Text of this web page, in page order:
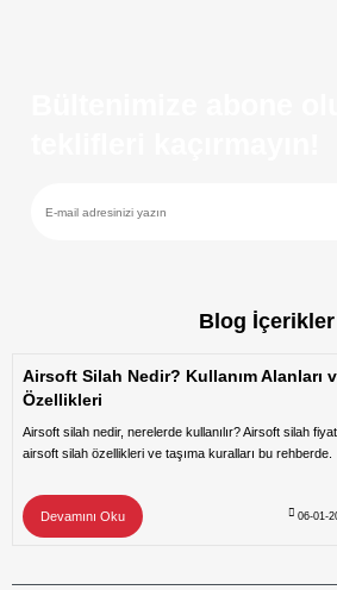
Blog İçerikler
Airsoft Silah Nedir? Kullanım Alanları
Özellikleri
Airsoft silah nedir, nerelerde kullanılır? Airsoft silah
airsoft silah özellikleri ve taşıma kuralları bu rehberde.
Devamını Oku 06-01-